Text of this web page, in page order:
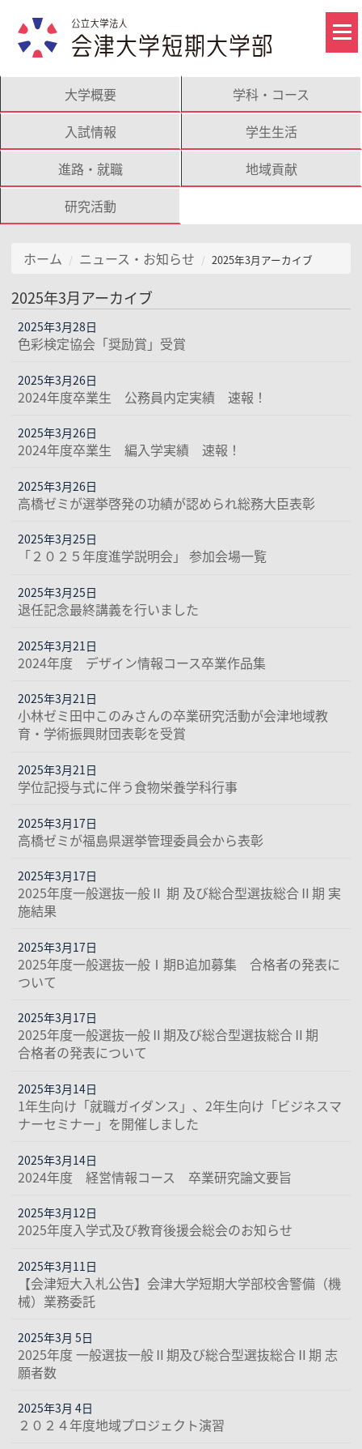
大学概要
学科・コース
入試情報
学生生活
進路・就職
地域貢献
研究活動
ホーム ニュース・お知らせ 2025年3月アーカイブ
2025年3月アーカイブ
2025年3月28日
色彩検定協会「奨励賞」受賞
2025年3月26日
2024年度卒業生 公務員内定実績 速報！
2025年3月26日
2024年度卒業生 編入学実績 速報！
2025年3月26日
高橋ゼミが選挙啓発の功績が認められ総務大臣表彰
2025年3月25日
「２０２５年度進学説明会」 参加会場一覧
2025年3月25日
退任記念最終講義を行いました
2025年3月21日
2024年度 デザイン情報コース卒業作品集
2025年3月21日
小林ゼミ田中このみさんの卒業研究活動が会津地域教
育・学術振興財団表彰を受賞
2025年3月21日
学位記授与式に伴う食物栄養学科行事
2025年3月17日
高橋ゼミが福島県選挙管理委員会から表彰
2025年3月17日
2025年度一般選抜一般Ⅱ 期 及び総合型選抜総合Ⅱ期 実
施結果
2025年3月17日
2025年度一般選抜一般Ⅰ期B追加募集 合格者の発表に
ついて
2025年3月17日
2025年度一般選抜一般Ⅱ期及び総合型選抜総合Ⅱ期
合格者の発表について
2025年3月14日
1年生向け「就職ガイダンス」、2年生向け「ビジネスマ
ナーセミナー」を開催しました
2025年3月14日
2024年度 経営情報コース 卒業研究論文要旨
2025年3月12日
2025年度入学式及び教育後援会総会のお知らせ
2025年3月11日
【会津短大入札公告】会津大学短期大学部校舎警備（機
械）業務委託
2025年3月 5日
2025年度 一般選抜一般Ⅱ期及び総合型選抜総合Ⅱ期 志
願者数
2025年3月 4日
２０２４年度地域プロジェクト演習